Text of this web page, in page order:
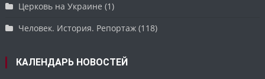
Церковь на Украине (1)
Человек. История. Репортаж (118)
КАЛЕНДАРЬ НОВОСТЕЙ